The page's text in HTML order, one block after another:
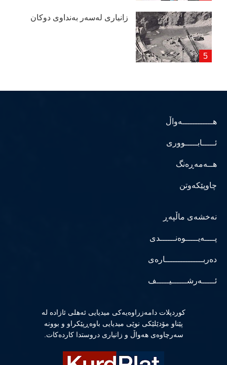
زانیاری لەسەر بەنداوی دوكان
هــــــــــــەواڵ
ئـــــابـــــووری
هــەمەڕەنگ
چاوپێکەوتن
نەخشەی ماڵپەڕ
پــــەیـــــوەنــــــدی
دەربـــــــــــــــارەی
ئـــــەرشــــــیـــــف
كوردپلات دامەزراوەیەكی میدیایی ئەهلی ئازادە لە
پێناو مۆدێلێكی نوێی میدیایی باوەڕپێكراو و بوونە
سەرچاوەی هەواڵ و زانیاری دروستدا كاردەكات.